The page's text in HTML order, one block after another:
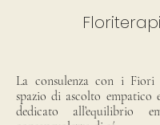
La consulenza con i
spazio di ascolto empatico
dedicato all’equilibrio